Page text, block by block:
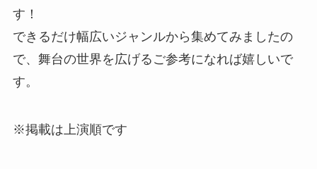
す！
できるだけ幅広いジャンルから集めてみましたの
で、舞台の世界を広げるご参考になれば嬉しいで
す。
※掲載は上演順です